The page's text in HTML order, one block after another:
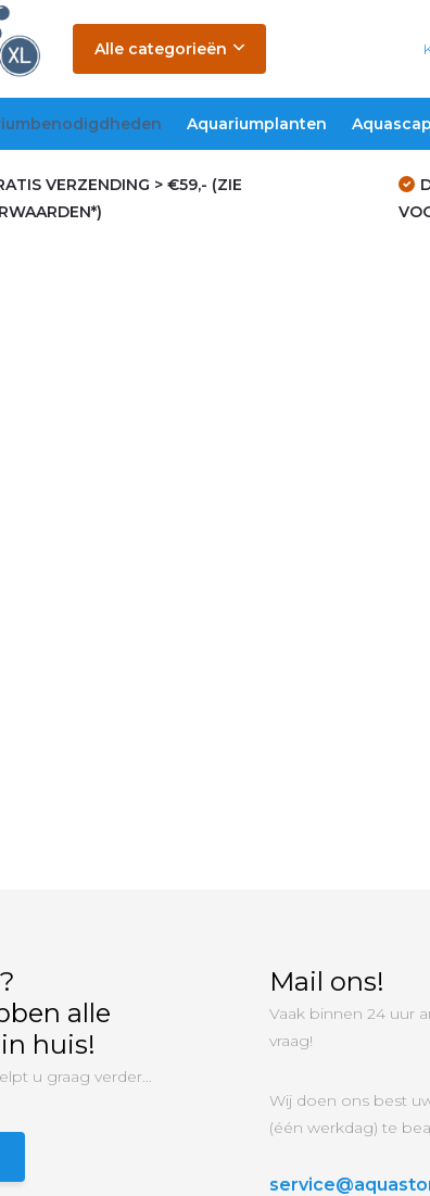
Alle categorieën
Aquariumplanten
VERZENDING > €59,- (ZIE
alle
huis!
u graag verder...
Mail ons!
Vaak binnen 24 uur
vraag!
Wij doen ons best
(één werkdag) te